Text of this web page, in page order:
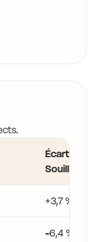
Écart vs
Souilly
+3,7 %
-6,4 %